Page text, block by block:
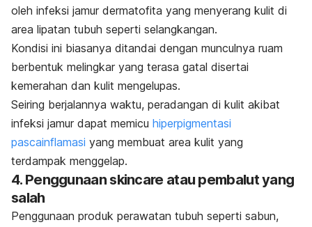
oleh infeksi jamur dermatofita yang menyerang kulit di
area lipatan tubuh seperti selangkangan.
Kondisi ini biasanya ditandai dengan munculnya ruam
berbentuk melingkar yang terasa gatal disertai
kemerahan dan kulit mengelupas.
Seiring berjalannya waktu, peradangan di kulit akibat
infeksi jamur dapat memicu hiperpigmentasi
pascainflamasi yang membuat area kulit yang
terdampak menggelap.
4. Penggunaan skincare atau pembalut yang
salah
Penggunaan produk perawatan tubuh seperti sabun,